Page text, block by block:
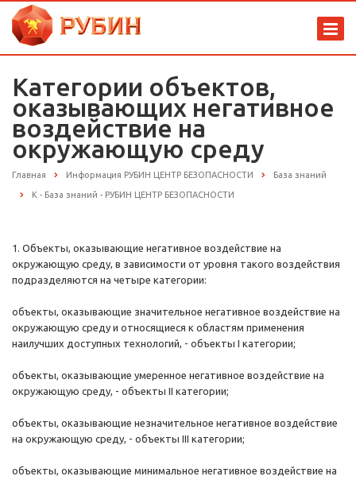
Категории объектов,
оказывающих негативное
воздействие на
окружающую среду
Главная Информация РУБИН ЦЕНТР БЕЗОПАСНОСТИ База знаний
К - База знаний - РУБИН ЦЕНТР БЕЗОПАСНОСТИ
1. Объекты, оказывающие негативное воздействие на
окружающую среду, в зависимости от уровня такого воздействия
подразделяются на четыре категории:
объекты, оказывающие значительное негативное воздействие на
окружающую среду и относящиеся к областям применения
наилучших доступных технологий, - объекты I категории;
объекты, оказывающие умеренное негативное воздействие на
окружающую среду, - объекты II категории;
объекты, оказывающие незначительное негативное воздействие
на окружающую среду, - объекты III категории;
объекты, оказывающие минимальное негативное воздействие на